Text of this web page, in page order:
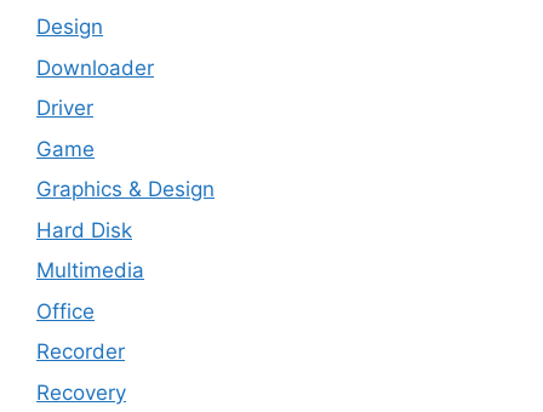
Design
Downloader
Driver
Game
Graphics & Design
Hard Disk
Multimedia
Office
Recorder
Recovery